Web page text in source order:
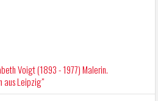
Voigt (1893 - 1977) Malerin.
aus Leipzig"